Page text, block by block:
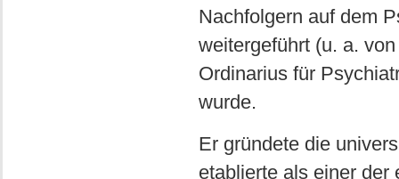
Nachfolgern auf dem
weitergeführt (u. a.
Ordinarius für
wurde.
Er gründete die
etablierte als einer der